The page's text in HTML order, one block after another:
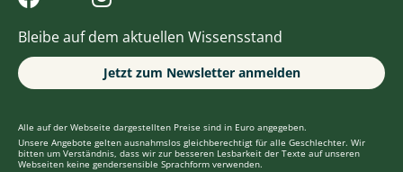
Bleibe auf dem aktuellen Wissensstand
Jetzt zum Newsletter anmelden
Alle auf der Webseite dargestellten Preise sind in Euro angegeben.
Unsere Angebote gelten ausnahmslos gleichberechtigt für alle Geschlechter. Wir
bitten um Verständnis, dass wir zur besseren Lesbarkeit der Texte auf unseren
Webseiten keine gendersensible Sprachform verwenden.